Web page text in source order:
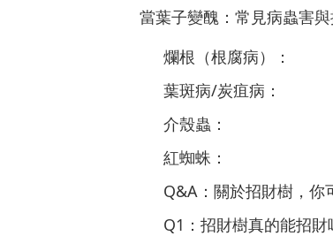
當葉子變醜：常見病蟲害
爛根（根腐病）：
葉斑病/炭疽病：
介殼蟲：
紅蜘蛛：
Q&A：關於招財樹，你
Q1：招財樹真的能招財